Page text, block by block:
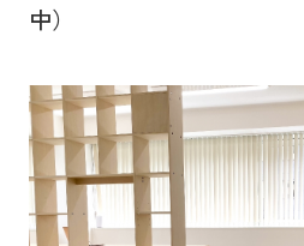
中）